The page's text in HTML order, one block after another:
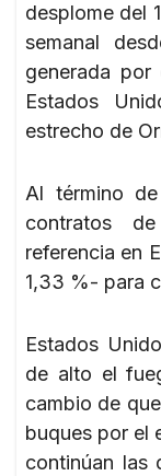
desplome del
semanal
generada
Estados
estrecho de
Al término
contratos
referencia en
1,33 %- para
Estados
de alto el
cambio de
buques por el
continúan las